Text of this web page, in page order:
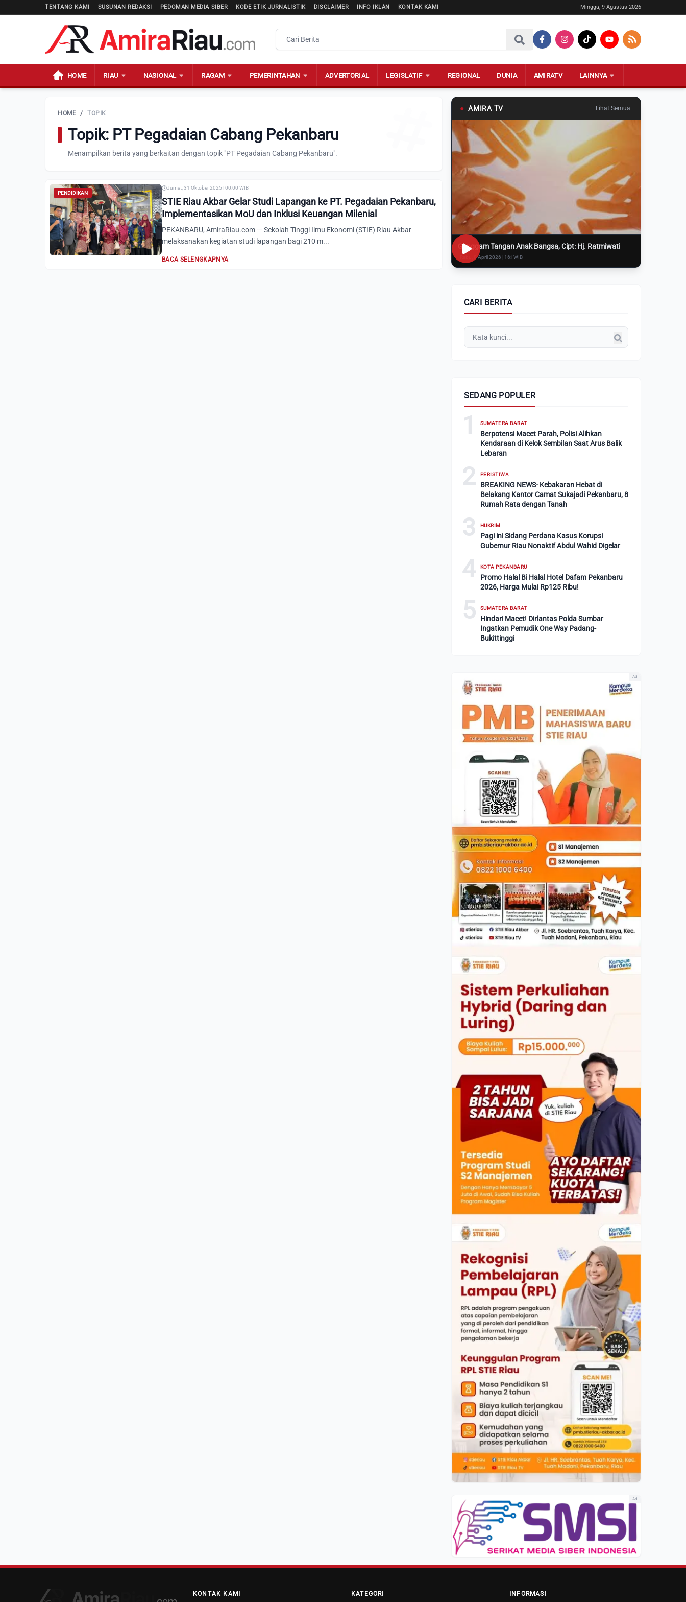
TENTANG KAMI SUSUNAN REDAKSI PEDOMAN MEDIA SIBER KODE ETIK JURNALISTIK DISCLAIMER INFO IKLAN KONTAK KAMI Minggu, 9 Agustus 2026
HOME RIAU NASIONAL RAGAM PEMERINTAHAN ADVERTORIAL LEGISLATIF REGIONAL DUNIA AMIRATV LAINNYA
HOME / TOPIK
Topik: PT Pegadaian Cabang Pekanbaru
Menampilkan berita yang berkaitan dengan topik "PT Pegadaian Cabang Pekanbaru".
PENDIDIKAN
Jumat, 31 Oktober 2025 | 00:00 WIB
STIE Riau Akbar Gelar Studi Lapangan ke PT. Pegadaian Pekanbaru,
Implementasikan MoU dan Inklusi Keuangan Milenial
PEKANBARU, AmiraRiau.com — Sekolah Tinggi Ilmu Ekonomi (STIE) Riau Akbar
melaksanakan kegiatan studi lapangan bagi 210 m...
BACA SELENGKAPNYA
● AMIRA TV Lihat Semua
Genggam Tangan Anak Bangsa, Cipt: Hj. Ratmiwati
Rabu, 8 April 2026 | 16:i WIB
CARI BERITA
SEDANG POPULER
1 SUMATERA BARAT
Berpotensi Macet Parah, Polisi Alihkan
Kendaraan di Kelok Sembilan Saat Arus Balik
Lebaran
2 PERISTIWA
BREAKING NEWS- Kebakaran Hebat di
Belakang Kantor Camat Sukajadi Pekanbaru, 8
Rumah Rata dengan Tanah
3 HUKRIM
Pagi ini Sidang Perdana Kasus Korupsi
Gubernur Riau Nonaktif Abdul Wahid Digelar
4 KOTA PEKANBARU
Promo Halal Bi Halal Hotel Dafam Pekanbaru
2026, Harga Mulai Rp125 Ribu!
5 SUMATERA BARAT
Hindari Macet! Dirlantas Polda Sumbar
Ingatkan Pemudik One Way Padang-
Bukittinggi
Ad
Ad
KONTAK KAMI KATEGORI INFORMASI